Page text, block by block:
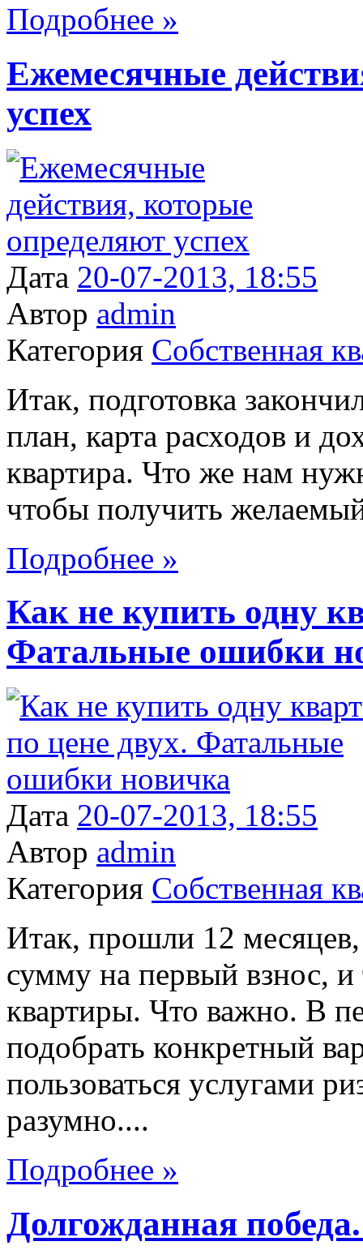
Подробнее »
Ежемесячные
успех
Дата 20-07-2013, 18:55
Автор admin
Категория Собственная
Итак, подготовка
план, карта расходов и
квартира. Что же нам
чтобы получить желаемый
Подробнее »
Как не купить одну
Фатальные ошибки
Дата 20-07-2013, 18:55
Автор admin
Категория Собственная
Итак, прошли 12
сумму на первый взнос, и
квартиры. Что важно. В
подобрать конкретный
пользоваться услугами
разумно....
Подробнее »
Долгожданная